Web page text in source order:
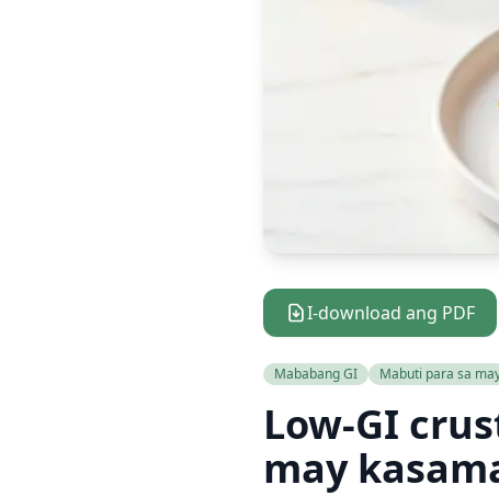
I-download ang PDF
Mababang GI Mabuti para sa
Low-GI
may